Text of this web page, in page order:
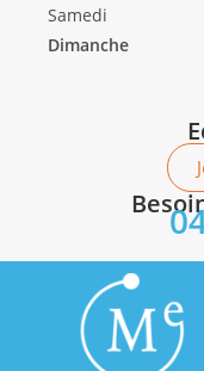
Samedi
Dimanche